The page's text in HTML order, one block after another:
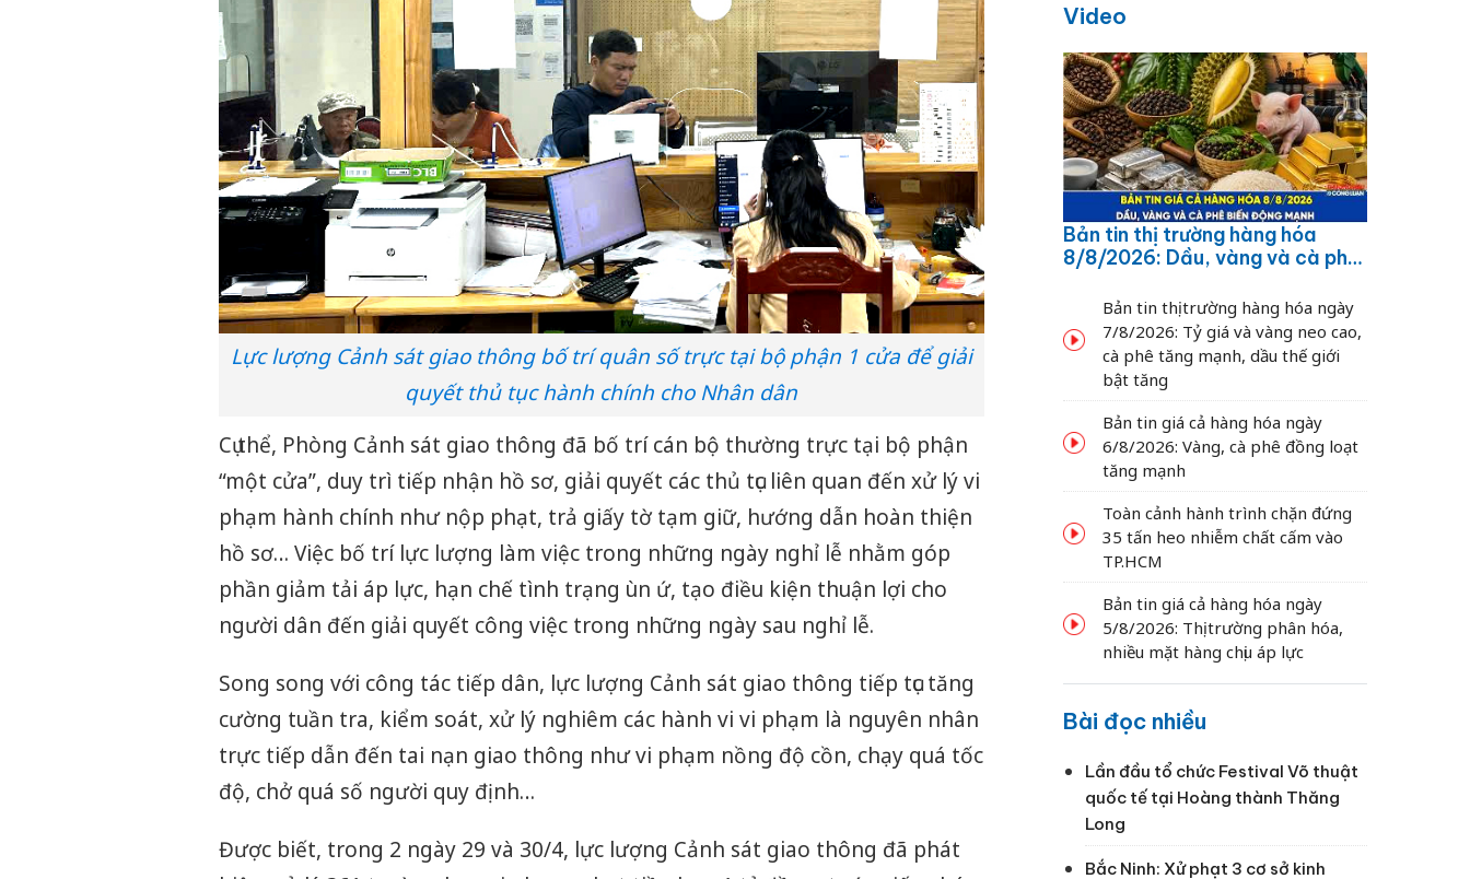
Lực lượng Cảnh sát giao thông bố trí quân số trực tại bộ phận 1 cửa để giải
quyết thủ tục hành chính cho Nhân dân
Cụ thể, Phòng Cảnh sát giao thông đã bố trí cán bộ thường trực tại bộ phận
“một cửa”, duy trì tiếp nhận hồ sơ, giải quyết các thủ tục liên quan đến xử lý vi
phạm hành chính như nộp phạt, trả giấy tờ tạm giữ, hướng dẫn hoàn thiện
hồ sơ… Việc bố trí lực lượng làm việc trong những ngày nghỉ lễ nhằm góp
phần giảm tải áp lực, hạn chế tình trạng ùn ứ, tạo điều kiện thuận lợi cho
người dân đến giải quyết công việc trong những ngày sau nghỉ lễ.
Song song với công tác tiếp dân, lực lượng Cảnh sát giao thông tiếp tục tăng
cường tuần tra, kiểm soát, xử lý nghiêm các hành vi vi phạm là nguyên nhân
trực tiếp dẫn đến tai nạn giao thông như vi phạm nồng độ cồn, chạy quá tốc
độ, chở quá số người quy định…
Được biết, trong 2 ngày 29 và 30/4, lực lượng Cảnh sát giao thông đã phát
Video
Bản tin thị trường hàng hóa
8/8/2026: Dầu, vàng và cà phê
Bản tin thị trường hàng hóa ngày
7/8/2026: Tỷ giá và vàng neo cao,
cà phê tăng mạnh, dầu thế giới
bật tăng
Bản tin giá cả hàng hóa ngày
6/8/2026: Vàng, cà phê đồng loạt
tăng mạnh
Toàn cảnh hành trình chặn đứng
35 tấn heo nhiễm chất cấm vào
TP.HCM
Bản tin giá cả hàng hóa ngày
5/8/2026: Thị trường phân hóa,
nhiều mặt hàng chịu áp lực
Bài đọc nhiều
Lần đầu tổ chức Festival Võ thuật
quốc tế tại Hoàng thành Thăng
Long
Bắc Ninh: Xử phạt 3 cơ sở kinh